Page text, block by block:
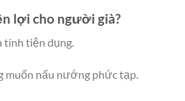
lợi cho người già?
tính tiện dụng.
muốn nấu nướng phức tạp.